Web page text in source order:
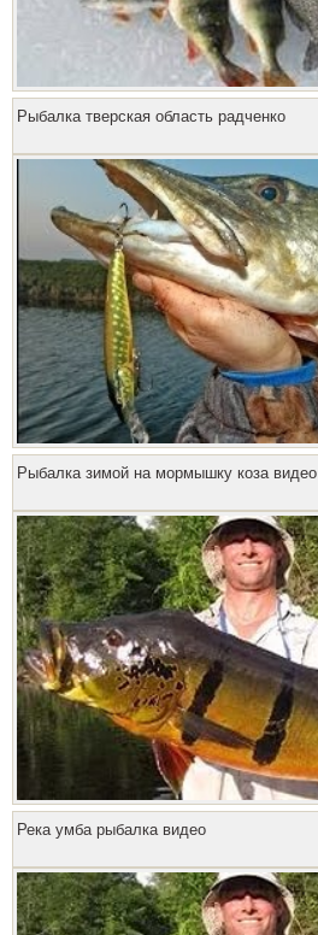
Рыбалка тверская область радченко
Рыбалка зимой на мормышку коза видео
Река умба рыбалка видео